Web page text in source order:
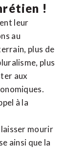
!
leur
au
plus de
plus
aux
à la
mourir
ainsi que la